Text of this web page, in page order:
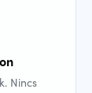
Nincs